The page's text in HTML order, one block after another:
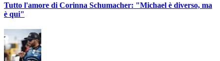
Tutto l'amore di Corinna Schumacher: "Michael è diverso, ma
è qui"